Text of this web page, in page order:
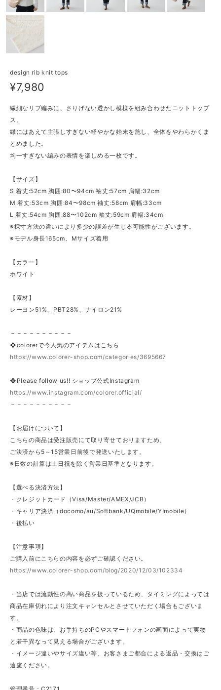
design rib knit tops
¥7,980
繊細なリブ編みに、さりげない透かし模様を組み合わせたニットトップ
ス。
縁にはあえて主張しすぎない軽やかな始末を施し、全体をやわらかくま
とめました。
均一すぎない編みの表情を楽しめる一枚です。
【サイズ】
S 着丈:52cm 胸囲:80〜94cm 袖丈:57cm 肩幅:32cm
M 着丈:53cm 胸囲:84〜98cm 袖丈:58cm 肩幅:33cm
L 着丈:54cm 胸囲:88〜102cm 袖丈:59cm 肩幅:34cm
※採寸方法の違いにより多少の誤差が生じる可能性がございます。
※モデル身長165cm、Mサイズ着用
【カラー】
ホワイト
【素材】
レーヨン51%、PBT28%、ナイロン21%
－－－－－－－－－－
❖colorerで今人気のアイテムはこちら
https://www.colorer-shop.com/categories/3695667
❖Please follow us!! ショップ公式Instagram
https://www.instagram.com/colorer.official/
－－－－－－－－－－
【お届けについて】
こちらの商品は受注販売にて取り寄せておりますため、
ご決済から5～15営業日前後で発送いたします。
※日数の計算は土日祝を除く営業日基準となります。
【選べる決済方法】
・クレジットカード（Visa/Master/AMEX/JCB）
・キャリア決済（docomo/au/Softbank/UQmobile/Y!mobile）
・後払い
【注意事項】
ご購入前にこちらの内容を必ずご確認ください。
https://www.colorer-shop.com/blog/2020/12/03/102334
・当店では流動性の高い商品を扱っているため、タイミングによっては
商品在庫切れにより注文キャンセルとさせていただく場合もございま
す。
・商品の色味は、お手持ちのPCやスマートフォンの画面によって実物
と若干異なって見える場合がございます。
・イメージ違いやサイズ違い等、お客さまご都合による返品・交換はご
遠慮ください。